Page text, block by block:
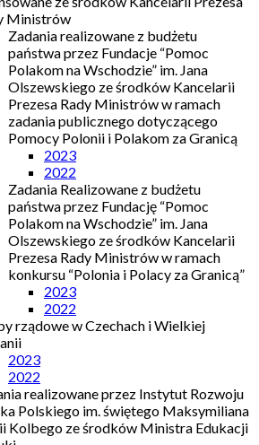
Ministrów
Zadania realizowane z budżetu
państwa przez Fundacje “Pomoc
Polakom na Wschodzie” im. Jana
Olszewskiego ze środków Kancelarii
Prezesa Rady Ministrów w ramach
zadania publicznego dotyczącego
Pomocy Polonii i Polakom za Granicą
2023
2022
Zadania Realizowane z budżetu
państwa przez Fundację “Pomoc
Polakom na Wschodzie” im. Jana
Olszewskiego ze środków Kancelarii
Prezesa Rady Ministrów w ramach
konkursu “Polonia i Polacy za Granicą”
2023
2022
rządowe w Czechach i Wielkiej
2023
2022
realizowane przez Instytut Rozwoju
Polskiego im. świętego Maksymiliana
Kolbego ze środków Ministra Edukacji